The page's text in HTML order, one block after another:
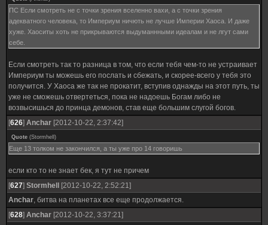
ПС Если смотреть не с точки зрения вселенно вахи, а с точки зрения
адекватного человека, то Империум ничють не лучше Империи Хаоса. И даже
хуже. Хаоситы хоть не прикрываются выдуманнными идеалам и не лгут сами
себе.
Если смотреть так то разница в том, что если тебя чем-то не устраивает
Империум ты можешь его послать и сбежать, и скорее-всего у тебя это
получится. У Хаоса же так не прокатит, вступив однажды на этот путь, ты
уже не сможешь отвертеться, пока не надоешь Богам либо не
возвысишься до принца демонов, став еще большим слугой богов.
[626] Anchar [2012-10-22, 2:37:42]
Quote (Stormhell )
Еще 13 толком не закончился, а ты уже про 14 говоришь
если кто то не знает бек, я тут не причем
[627] Stormhell
[2012-10-22, 2:52:21]
Anchar, битва на планетах все еще продолжается.
[628] Anchar [2012-10-22, 3:37:21]